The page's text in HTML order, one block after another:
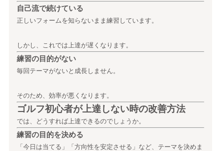
自己流で続けている
正しいフォームを知らないまま練習しています。
しかし、これでは上達が遅くなります。
練習の目的がない
毎回テーマがないと成長しません。
そのため、効率が悪くなります。
ゴルフ初心者が上達しない時の改善方法
では、どうすれば上達できるのでしょうか。
練習の目的を決める
「今日は当てる」「方向性を安定させる」など、テーマを決めま